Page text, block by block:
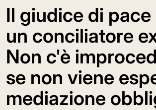
Il giudice di pace
un conciliatore
Non c'è
se non viene
mediazione